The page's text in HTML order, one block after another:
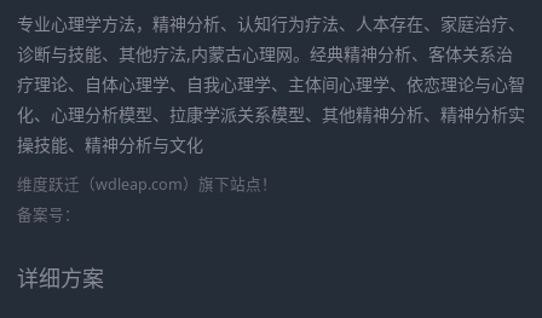
专业心理学方法，精神分析、认知行为疗法、人本存在、家庭治疗、
诊断与技能、其他疗法,内蒙古心理网。经典精神分析、客体关系治
疗理论、自体心理学、自我心理学、主体间心理学、依恋理论与心智
化、心理分析模型、拉康学派关系模型、其他精神分析、精神分析实
操技能、精神分析与文化
维度跃迁（wdleap.com）旗下站点！
备案号：
详细方案